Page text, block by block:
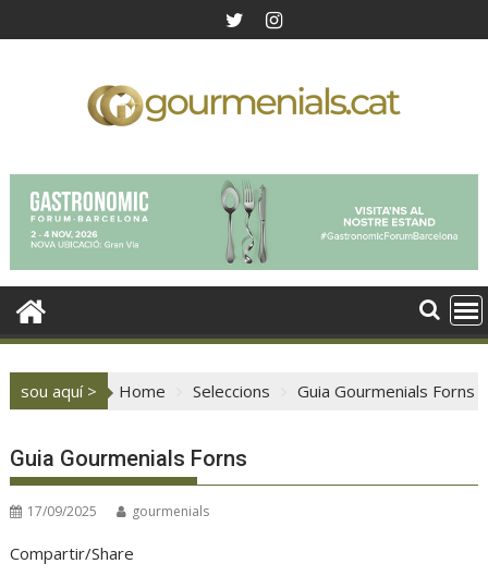
to
sou aquí > Home Seleccions Guia Gourmenials Forns
Guia Gourmenials Forns
17/09/2025 gourmenials
Compartir/Share